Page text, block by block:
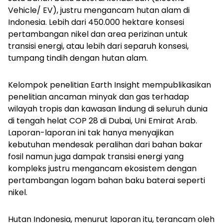
Vehicle/ EV), justru mengancam hutan alam di
Indonesia. Lebih dari 450.000 hektare konsesi
pertambangan nikel dan area perizinan untuk
transisi energi, atau lebih dari separuh konsesi,
tumpang tindih dengan hutan alam.
Kelompok penelitian Earth Insight mempublikasikan
penelitian ancaman minyak dan gas terhadap
wilayah tropis dan kawasan lindung di seluruh dunia
di tengah helat COP 28 di Dubai, Uni Emirat Arab.
Laporan-laporan ini tak hanya menyajikan
kebutuhan mendesak peralihan dari bahan bakar
fosil namun juga dampak transisi energi yang
kompleks justru mengancam ekosistem dengan
pertambangan logam bahan baku baterai seperti
nikel.
Hutan Indonesia, menurut laporan itu, terancam oleh